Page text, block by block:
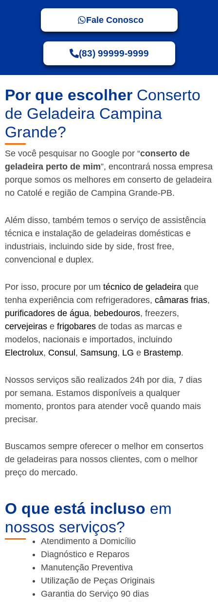
Fale Conosco
(83) 99999-9999
Por que escolher Conserto
de Geladeira Campina
Grande?
Se você pesquisar no Google por “conserto de
geladeira perto de mim”, encontrará nossa empresa
porque somos os melhores em conserto de geladeira
no Catolé e região de Campina Grande-PB.
Além disso, também temos o serviço de assistência
técnica e instalação de geladeiras domésticas e
industriais, incluindo side by side, frost free,
convencional e duplex.
Por isso, procure por um técnico de geladeira que
tenha experiência com refrigeradores, câmaras frias,
purificadores de água, bebedouros, freezers,
cervejeiras e frigobares de todas as marcas e
modelos, nacionais e importados, incluindo
Electrolux, Consul, Samsung, LG e Brastemp.
Nossos serviços são realizados 24h por dia, 7 dias
por semana. Estamos disponíveis a qualquer
momento, prontos para atender você quando mais
precisar.
Buscamos sempre oferecer o melhor em consertos
de geladeiras para nossos clientes, com o melhor
preço do mercado.
O que está incluso em
nossos serviços?
Atendimento a Domicílio
Diagnóstico e Reparos
Manutenção Preventiva
Utilização de Peças Originais
Garantia do Serviço 90 dias